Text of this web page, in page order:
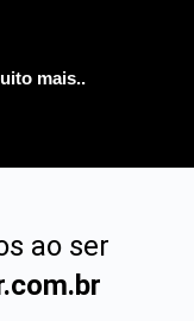
mais..
ao ser